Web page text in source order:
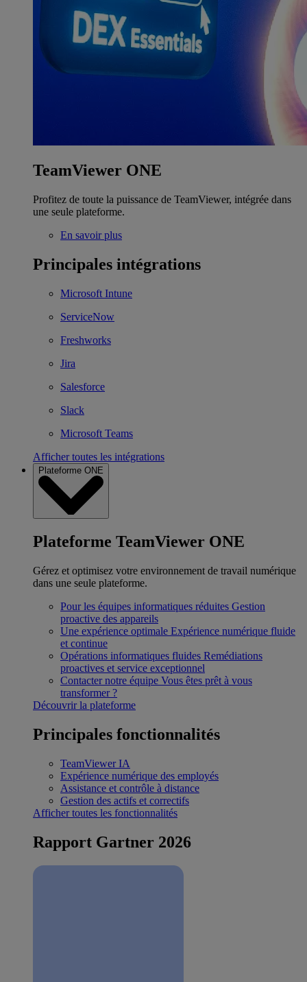
TeamViewer ONE
Profitez de toute la puissance de TeamViewer, intégrée dans
une seule plateforme.
En savoir plus
Principales intégrations
Microsoft Intune
ServiceNow
Freshworks
Jira
Salesforce
Slack
Microsoft Teams
Afficher toutes les intégrations
Plateforme ONE
Plateforme TeamViewer ONE
Gérez et optimisez votre environnement de travail numérique
dans une seule plateforme.
Pour les équipes informatiques réduites Gestion
proactive des appareils
Une expérience optimale Expérience numérique fluide
et continue
Opérations informatiques fluides Remédiations
proactives et service exceptionnel
Contacter notre équipe Vous êtes prêt à vous
transformer ?
Découvrir la plateforme
Principales fonctionnalités
TeamViewer IA
Expérience numérique des employés
Assistance et contrôle à distance
Gestion des actifs et correctifs
Afficher toutes les fonctionnalités
Rapport Gartner 2026